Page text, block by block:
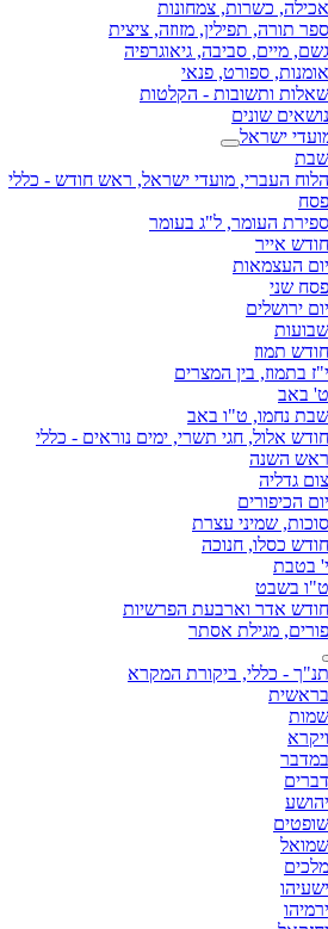
אכילה, כשרות, צמחונות
ספר תורה, תפילין, מזוזה, ציצית
גשם, מיים, סביבה, גיאוגרפיה
אומנות, ספורט, פנאי
שאלות ותשובות - הקלטות
נושאים שונים
ישראל
שבת
הלוח העברי, מועדי ישראל, ראש חודש - כללי
פסח
ספירת העומר, ל"ג בעומר
חודש אייר
יום העצמאות
פסח שני
יום ירושלים
שבועות
חודש תמוז
י"ז בתמוז, בין המצרים
ט' באב
שבת נחמו, ט"ו באב
חודש אלול, חגי תשרי, ימים נוראים - כללי
ראש השנה
צום גדליה
יום הכיפורים
סוכות, שמיני עצרת
חודש כסלו, חנוכה
י' בטבת
ט"ו בשבט
חודש אדר וארבעת הפרשיות
פורים, מגילת אסתר
תנ"ך - כללי, ביקורת המקרא
בראשית
שמות
ויקרא
במדבר
דברים
יהושע
שופטים
שמואל
מלכים
ישעיהו
ירמיהו